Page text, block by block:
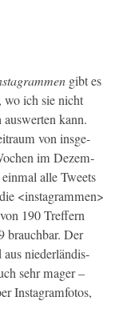
gibt es
ich sie nicht
auswerten kann.
von ins­ge­
im Dezem­
alle Tweets
<insta­gram­men>
190 Tre­f­fern
brauch­bar. Der
aus nieder­ländis­
sehr mager –
Insta­gram­fo­tos,